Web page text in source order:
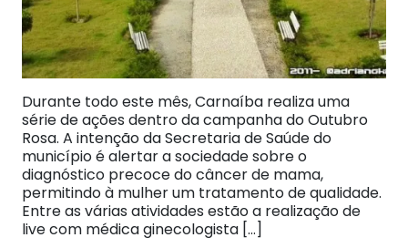
Durante todo este mês, Carnaíba realiza uma
série de ações dentro da campanha do Outubro
Rosa. A intenção da Secretaria de Saúde do
município é alertar a sociedade sobre o
diagnóstico precoce do câncer de mama,
permitindo à mulher um tratamento de qualidade.
Entre as várias atividades estão a realização de
live com médica ginecologista […]